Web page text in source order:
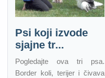
Psi koji izvode
sjajne tr...
Pogledajte ova tri psa.
Border koli, terijer i čivava